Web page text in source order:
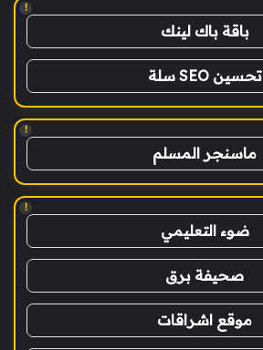
!
باقة باك لينك
تحسين SEO سلة
!
ماسنجر المسلم
!
ضوء التعليمي
صحيفة برق
موقع اشراقات